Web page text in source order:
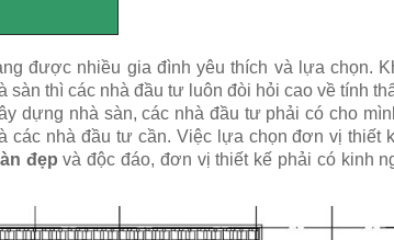
được nhiều gia đình yêu thích và lựa chọn.
thì các nhà đầu tư luôn đòi hỏi cao về tính
dựng nhà sàn, các nhà đầu tư phải có cho
các nhà đầu tư cần. Việc lựa chọn đơn vị thiết
đẹp và độc đáo, đơn vị thiết kế phải có kinh